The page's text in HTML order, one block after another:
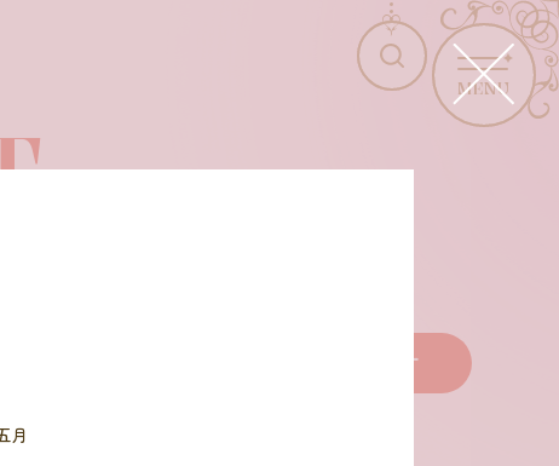
MENU
商品を選びなおす
月